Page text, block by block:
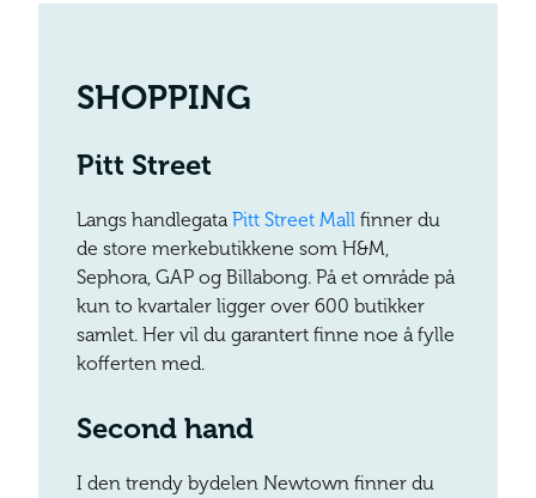
SHOPPING
Pitt Street
Langs handlegataPitt Street Mall finner du
de store merkebutikkene som H&M,
Sephora, GAP og Billabong. På et område på
kun to kvartaler ligger over 600 butikker
samlet. Her vil du garantert finne noe å fylle
kofferten med.
Second hand
I den trendy bydelen Newtown finner du